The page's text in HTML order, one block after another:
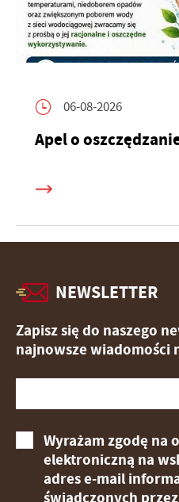
06-08-2026
Apel o
NEWSLETTER
Zapisz się do naszego
najnowsze wiadomości
Wyrażam zgodę na
elektroniczną na
adres e-mail
świadczonych